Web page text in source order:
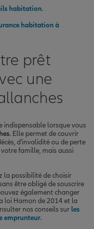
habitation.
habitation à
prêt
une
indispensable lorsque vous
. Elle permet de couvrir
d'invalidité ou de perte
famille, mais aussi
la possibilité de choisir
être obligé de souscrire
également changer
loi Hamon de 2014 et la
nos conseils sur les
emprunteur.